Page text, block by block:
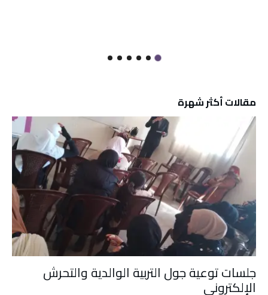
مقالات أكثر شهرة
جلسات توعية جول التربية الوالدية والتحرش
الإلكتروني